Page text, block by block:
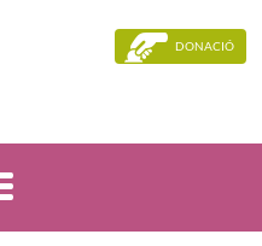
DONACIÓ